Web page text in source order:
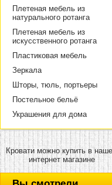
Плетеная мебель из
натурального ротанга
Плетеная мебель из
искусственного ротанга
Пластиковая мебель
Зеркала
Шторы, тюль, портьеры
Постельное бельё
Украшения для дома
Кровати можно купить в
интернет магазине